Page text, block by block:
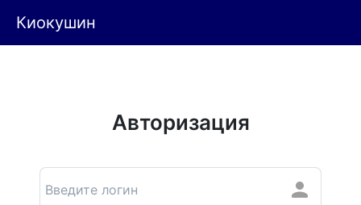
Киокушин
Авторизация